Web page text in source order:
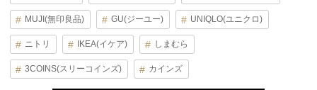
MUJI(無印良品) GU(ジーユー) UNIQLO(ユニクロ)
ニトリ IKEA(イケア) しまむら
3COINS(スリーコインズ) カインズ